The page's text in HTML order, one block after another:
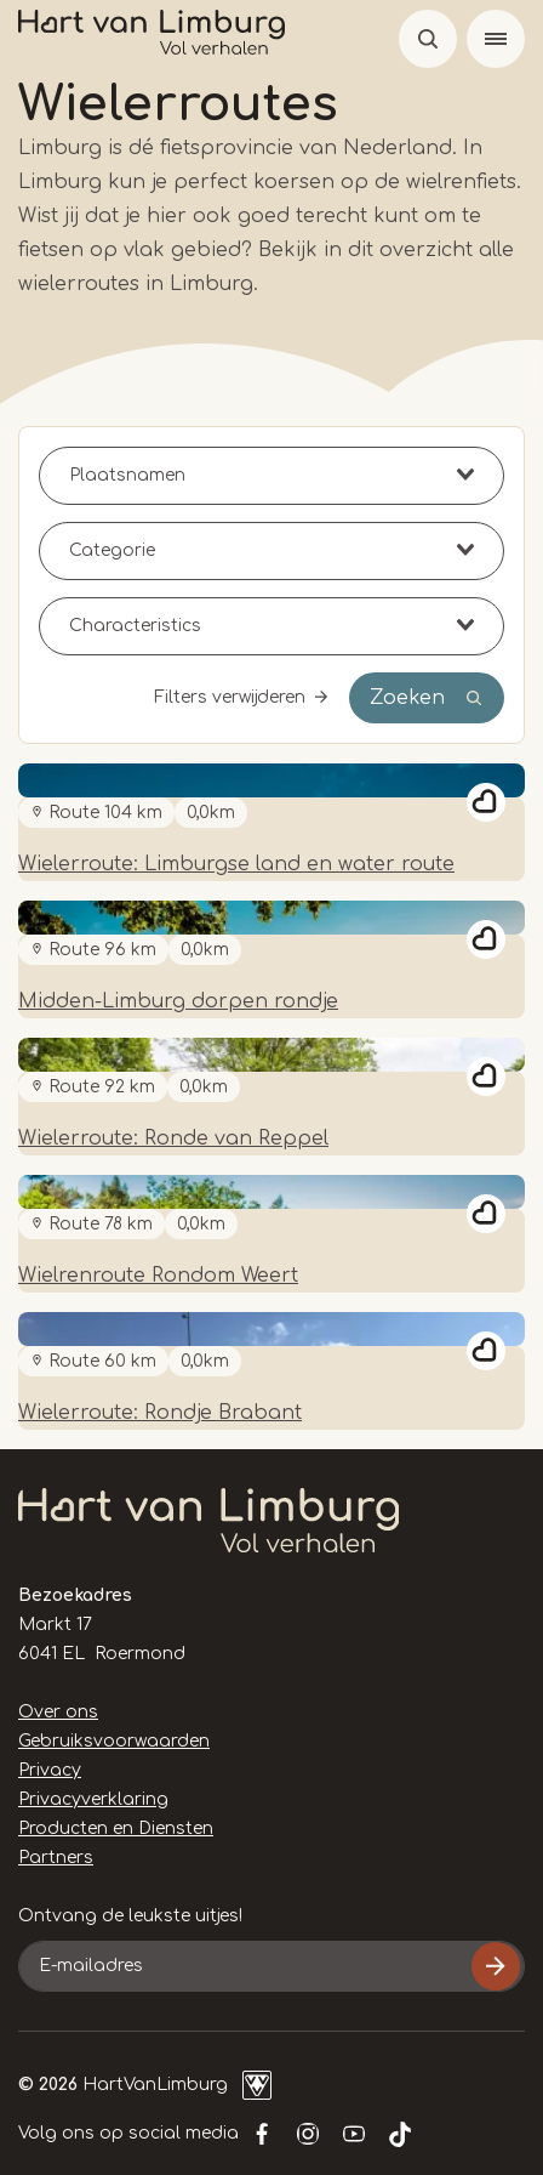
Overslaan
naar
inhoud
gaan
Wielerroutes
Limburg is dé fietsprovincie van Nederland. In
Limburg kun je perfect koersen op de wielrenfiets.
Wist jij dat je hier ook goed terecht kunt om te
fietsen op vlak gebied? Bekijk in dit overzicht alle
wielerroutes in Limburg.
Filters verwijderen Zoeken
Route 104 km 0,0km
Wielerroute: Limburgse land en water route
Route 96 km 0,0km
Midden-Limburg dorpen rondje
Route 92 km 0,0km
Wielerroute: Ronde van Reppel
Route 78 km 0,0km
Wielrenroute Rondom Weert
Route 60 km 0,0km
Wielerroute: Rondje Brabant
Bezoekadres
Markt 17
6041 EL Roermond
Handige
links
Over ons
Gebruiksvoorwaarden
Privacy
Privacyverklaring
Producten en Diensten
Partners
Ontvang de leukste uitjes!
E-
mailadres
© 2026 HartVanLimburg
Volg ons op social media